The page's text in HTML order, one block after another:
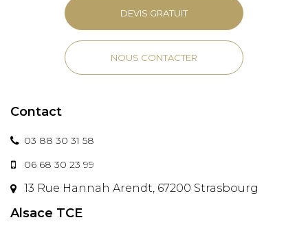
DEVIS GRATUIT
NOUS CONTACTER
Contact
03 88 30 31 58
06 68 30 23 99
13 Rue Hannah Arendt, 67200 Strasbourg
Alsace TCE